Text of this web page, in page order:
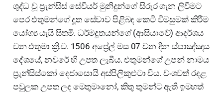
ශුද්ධ වූ ප්‍රැන්සිස් සේවියර් මුනිදුන්ගේ සිරුර ගැන ලිවීමට
පෙර එතුමන්ගේ දූත සේවාව පිළිබඳ කෙටි විමසුමක් කිරීම
යෝග්‍ය යැයි සිතමි. ධර්මදූතයන්ගේ (ආසියාවේ) ආදර්ශය
වන එතුමා ක්‍රි.ව. 1506 අප්‍රේල් මස 07 වන දින ස්පාඤ්ඤය
දේශයේ, නවරේ හි උපත ලැබීය. එතුමන්ගේ උපන් නාමය
ප්‍රැන්සිස්කෝ දෙජාසොයි අස්පිලිකුළුටා විය. වංශවත් රදළ
පවුලක උපත ලද මෙතුමානෝ, කිතු තුමන්ට ඇති ඉමහත්